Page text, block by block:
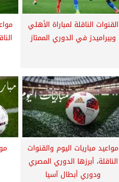
القنوات الناقلة لمباراة الأهلي
وبيراميدز في الدوري الممتاز
مواعيد مباريات اليوم والقنوات
الناقلة، أبرزها الدوري المصري
ودوري أبطال آسيا